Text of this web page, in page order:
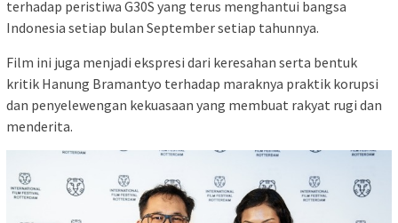
terhadap peristiwa G30S yang terus menghantui bangsa
Indonesia setiap bulan September setiap tahunnya.
Film ini juga menjadi ekspresi dari keresahan serta bentuk
kritik Hanung Bramantyo terhadap maraknya praktik korupsi
dan penyelewengan kekuasaan yang membuat rakyat rugi dan
menderita.